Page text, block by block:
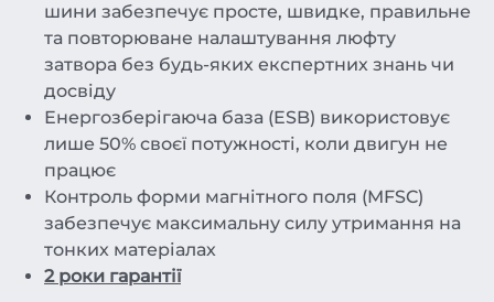
шини забезпечує просте, швидке, правильне
та повторюване налаштування люфту
затвора без будь-яких експертних знань чи
досвіду
Енергозберігаюча база (ESB) використовує
лише 50% своєї потужності, коли двигун не
працює
Контроль форми магнітного поля (MFSC)
забезпечує максимальну силу утримання на
тонких матеріалах
2 роки гарантії